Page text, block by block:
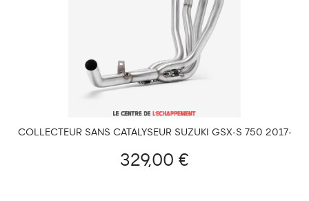
COLLECTEUR SANS CATALYSEUR SUZUKI GSX-S 750 2017-
329,00 €